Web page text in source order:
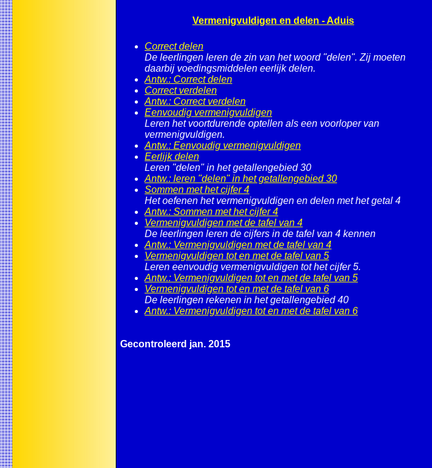
Vermenigvuldigen en delen - Aduis
Correct delen
De leerlingen leren de zin van het woord "delen". Zij moeten
daarbij voedingsmiddelen eerlijk delen.
Antw.: Correct delen
Correct verdelen
Antw.: Correct verdelen
Eenvoudig vermenigvuldigen
Leren het voortdurende optellen als een voorloper van
vermenigvuldigen.
Antw.: Eenvoudig vermenigvuldigen
Eerlijk delen
Leren "delen" in het getallengebied 30
Antw.: leren "delen" in het getallengebied 30
Sommen met het cijfer 4
Het oefenen het vermenigvuldigen en delen met het getal 4
Antw.: Sommen met het cijfer 4
Vermenigvuldigen met de tafel van 4
De leerlingen leren de cijfers in de tafel van 4 kennen
Antw.: Vermenigvuldigen met de tafel van 4
Vermenigvuldigen tot en met de tafel van 5
Leren eenvoudig vermenigvuldigen tot het cijfer 5.
Antw.: Vermenigvuldigen tot en met de tafel van 5
Vermenigvuldigen tot en met de tafel van 6
De leerlingen rekenen in het getallengebied 40
Antw.: Vermenigvuldigen tot en met de tafel van 6
Gecontroleerd jan. 2015